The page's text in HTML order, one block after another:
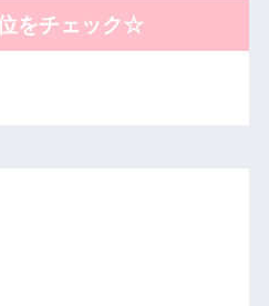
をチェック☆